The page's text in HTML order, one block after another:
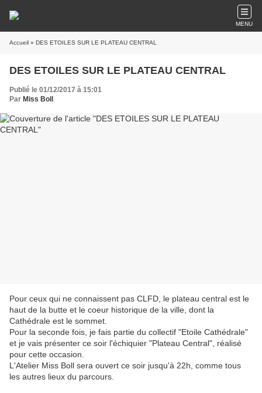
MENU
Accueil » DES ETOILES SUR LE PLATEAU CENTRAL
DES ETOILES SUR LE PLATEAU CENTRAL
Publié le 01/12/2017 à 15:01
Par Miss Boll
Pour ceux qui ne connaissent pas CLFD, le plateau central est le
haut de la butte et le coeur historique de la ville, dont la
Cathédrale est le sommet.
Pour la seconde fois, je fais partie du collectif "Etoile Cathédrale"
et je vais présenter ce soir l'échiquier "Plateau Central", réalisé
pour cette occasion.
L'Atelier Miss Boll sera ouvert ce soir jusqu'à 22h, comme tous
les autres lieux du parcours.